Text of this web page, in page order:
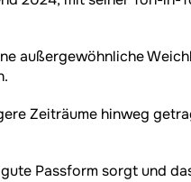
außergewöhnliche
Zeiträume hinweg
Passform sorgt und